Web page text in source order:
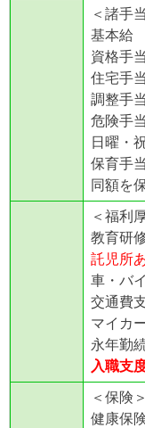
＜諸手
基本給
資格手
住宅手
調整手
危険手
日曜・
保育手
同額を
＜福利
教育研
託児所
車・バ
交通費
マイカ
永年勤
入職支
＜保険＞
健康保